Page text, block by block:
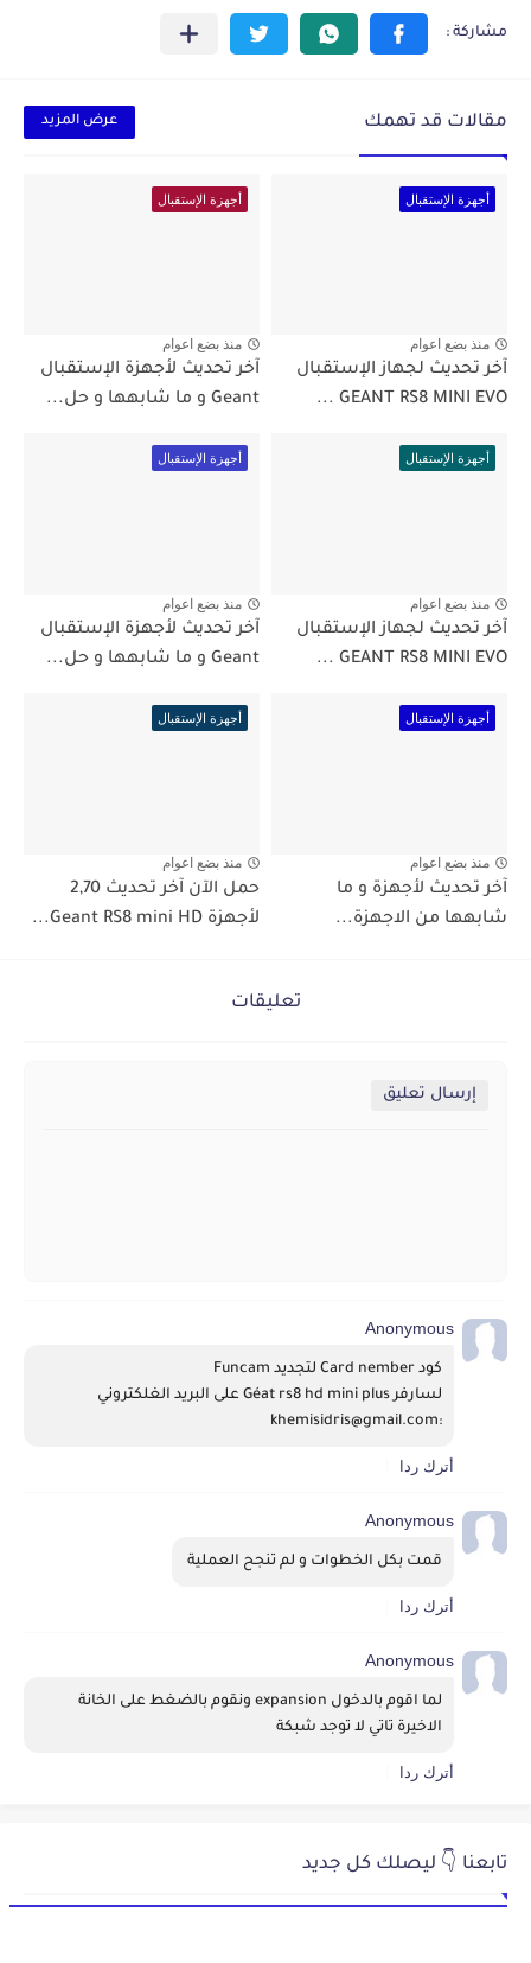
مقالات قد تهمك عرض المزيد
أجهزة الإستقبال
منذ بضع اعوام
آخر تحديث لجهاز الإستقبال
GEANT RS8 MINI EVO ...
أجهزة الإستقبال
منذ بضع اعوام
آخر تحديث لأجهزة الإستقبال
Geant و ما شابهها و حل...
أجهزة الإستقبال
منذ بضع اعوام
آخر تحديث لجهاز الإستقبال
GEANT RS8 MINI EVO ...
أجهزة الإستقبال
منذ بضع اعوام
آخر تحديث لأجهزة الإستقبال
Geant و ما شابهها و حل...
أجهزة الإستقبال
منذ بضع اعوام
آخر تحديث لأجهزة و ما
شابهها من الاجهزة...
أجهزة الإستقبال
منذ بضع اعوام
حمل الآن آخر تحديث 2,70
لأجهزة Geant RS8 mini HD...
تعليقات
إرسال تعليق
Anonymous
كود Card nember لتجديد Funcam
:khemisidris@gmail.com
أترك ردا
Anonymous
قمت بكل الخطوات و لم تنجح العملية
أترك ردا
Anonymous
الاخيرة تاتي لا توجد شبكة
أترك ردا
تابعنا 👇 ليصلك كل جديد